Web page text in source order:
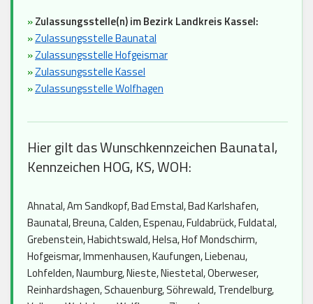
»Zulassungsstelle(n) im Bezirk Landkreis Kassel:
»Zulassungsstelle Baunatal
»Zulassungsstelle Hofgeismar
»Zulassungsstelle Kassel
»Zulassungsstelle Wolfhagen
Hier gilt das Wunschkennzeichen Baunatal,
Kennzeichen HOG, KS, WOH:
Ahnatal, Am Sandkopf, Bad Emstal, Bad Karlshafen,
Baunatal, Breuna, Calden, Espenau, Fuldabrück, Fuldatal,
Grebenstein, Habichtswald, Helsa, Hof Mondschirm,
Hofgeismar, Immenhausen, Kaufungen, Liebenau,
Lohfelden, Naumburg, Nieste, Niestetal, Oberweser,
Reinhardshagen, Schauenburg, Söhrewald, Trendelburg,